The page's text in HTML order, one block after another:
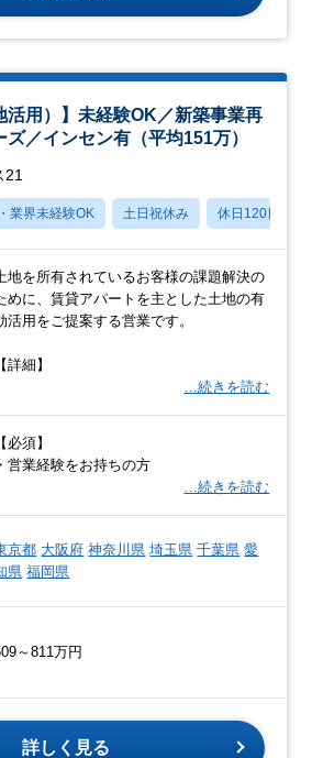
活用）】未経験OK／新築事業再
／インセン有（平均151万）
21
業界未経験OK 土日祝休み 休日120日以上
地を所有されているお客様の課題解決の
めに、賃貸アパートを主とした土地の有
活用をご提案する営業です。
【詳細】
…続きを読む
【必須】
・営業経験をお持ちの方
…続きを読む
京都 大阪府 神奈川県 埼玉県 千葉県 愛
県 福岡県
～811万円
詳しく見る